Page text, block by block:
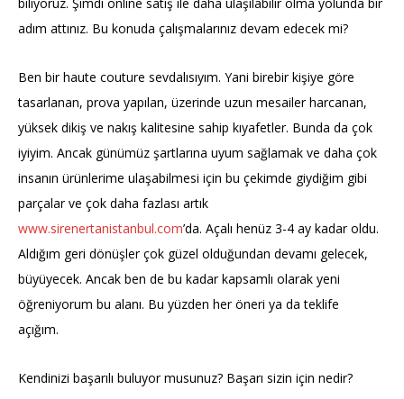
adım attınız. Bu konuda çalışmalarınız devam edecek mi?
Ben bir haute couture sevdalısıyım. Yani birebir kişiye göre
tasarlanan, prova yapılan, üzerinde uzun mesailer harcanan,
yüksek dikiş ve nakış kalitesine sahip kıyafetler. Bunda da çok
iyiyim. Ancak günümüz şartlarına uyum sağlamak ve daha çok
insanın ürünlerime ulaşabilmesi için bu çekimde giydiğim gibi
parçalar ve çok daha fazlası artık
www.sirenertanistanbul.com’da. Açalı henüz 3-4 ay kadar oldu.
Aldığım geri dönüşler çok güzel olduğundan devamı gelecek,
büyüyecek. Ancak ben de bu kadar kapsamlı olarak yeni
öğreniyorum bu alanı. Bu yüzden her öneri ya da teklife
açığım.
Kendinizi başarılı buluyor musunuz? Başarı sizin için nedir?